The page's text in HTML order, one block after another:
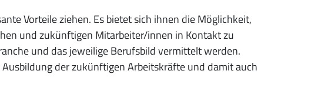
Vorteile ziehen. Es bietet sich ihnen die Möglichkeit,
und zukünftigen Mitarbeiter/innen in Kontakt zu
und das jeweilige Berufsbild vermittelt werden.
der zukünftigen Arbeitskräfte und damit auch